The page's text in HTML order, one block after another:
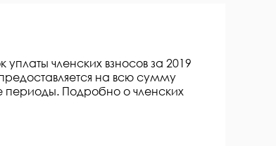
членских взносов за 2019
на всю сумму
периоды. Подробно о членских